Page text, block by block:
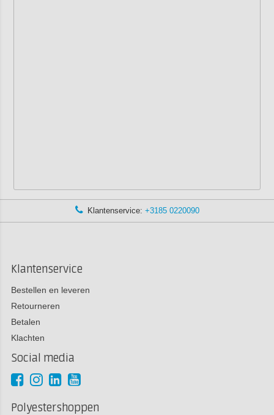
Klantenservice: +3185 0220090
Klantenservice
Bestellen en leveren
Retourneren
Betalen
Klachten
Social media
Polyestershoppen